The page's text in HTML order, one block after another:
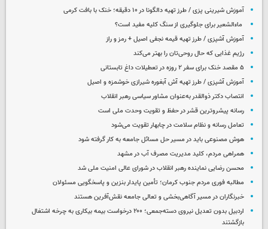
آموزش شیرینی پزی / طرز تهیه دالگونا در ۱۰ دقیقه؛ خنک با بافت کرمی
ماءالشعیر برای جلوگیری از سنگ کلیه مفید است؟
آموزش آشپزی / طرز تهیه قیمه نجفی اصیل + رمز و راز
رژیم غذایی که حال روحی‌تان را بهتر می‌کند
۵ مقصد خنک برای سفر ۲ روزه در تعطیلات داغ تابستانی
آموزش آشپزی / طرز تهیه آش آبغوره شیرازی خوشمزه و اصیل
انتصاب دکتر ذوالقدر به‌عنوان مشاور سیاسی رهبر انقلاب
رسانه پیشروترین قشر در حفظ و تقویت وحدت ملی است
تعامل رسانه و نظام سلامت در چابهار تقویت می‌شود
هوش مصنوعی باید در مسیر حل مسائل جامعه به کار گرفته شود
همراهی مردم، کلید مدیریت مصرف آب در مشهد
محسن رضایی نماینده رهبر انقلاب در شورای عالی امنیت ملی شد
مطالبه فوری مردم جنوب کرمان؛ تأمین پایدار بنزین و پاسخگویی مسئولان
خبرنگاران در مسیر آگاهی‌بخشی و تعالی جامعه نقش‌آفرین هستند
اردبیل بدون تعدیل نیروی دسته‌جمعی؛ ۲۰۰ درخواست بیمه بیکاری به چرخه اشتغال
بازگشتند